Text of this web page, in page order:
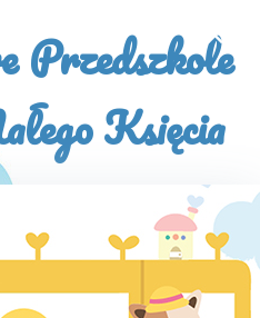
Przedszkole
Księcia
×